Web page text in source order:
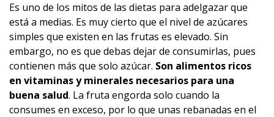
Es uno de los mitos de las dietas para adelgazar que
está a medias. Es muy cierto que el nivel de azúcares
simples que existen en las frutas es elevado. Sin
embargo, no es que debas dejar de consumirlas, pues
contienen más que solo azúcar. Son alimentos ricos
en vitaminas y minerales necesarios para una
buena salud. La fruta engorda solo cuando la
consumes en exceso, por lo que unas rebanadas en el